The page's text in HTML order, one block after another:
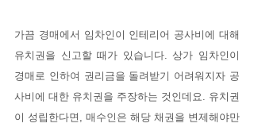
가끔 경매에서 임차인이 인테리어 공사비에 대해
유치권을 신고할 때가 있습니다. 상가 임차인이
경매로 인하여 권리금을 돌려받기 어려워지자 공
사비에 대한 유치권을 주장하는 것인데요. 유치권
이 성립한다면, 매수인은 해당 채권을 변제해야만